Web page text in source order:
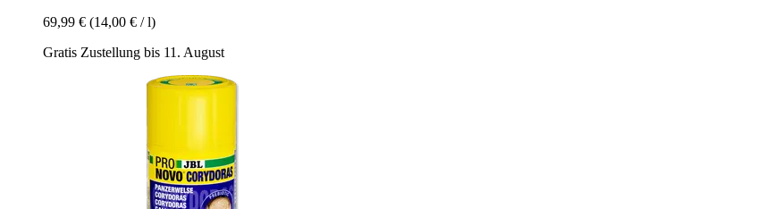
69,99 € (14,00 € / l)
Gratis Zustellung bis 11. August